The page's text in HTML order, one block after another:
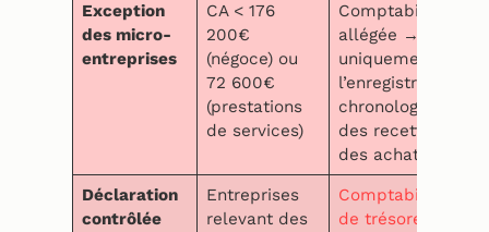
Exception
des micro-
entreprises
CA < 176
200€
(négoce) ou
72 600€
(prestations
de services)
Comptabilité
allégée →
uniquement
l’enregistrement
chronologique
des recettes et
des achats
Déclaration
contrôlée
Entreprises
relevant des
Comptabilité
de trésorerie